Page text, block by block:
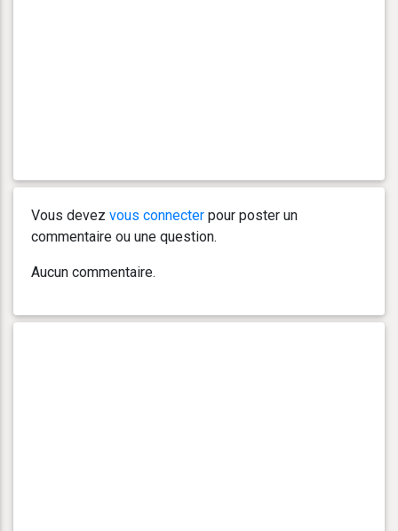
Vous devez vous connecter pour poster un
commentaire ou une question.
Aucun commentaire.